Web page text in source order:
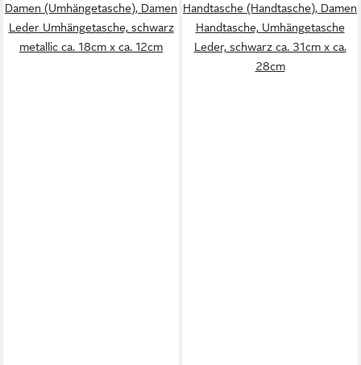
Damen (Umhängetasche), Damen
Leder Umhängetasche, schwarz
metallic ca. 18cm x ca. 12cm
Handtasche (Handtasche), Damen
Handtasche, Umhängetasche
Leder, schwarz ca. 31cm x ca.
28cm